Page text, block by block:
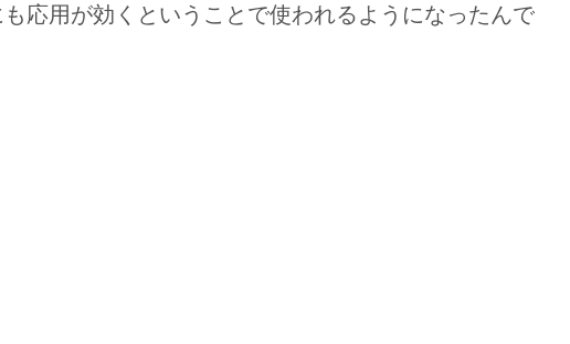
応用が効くということで使われるようになったんで